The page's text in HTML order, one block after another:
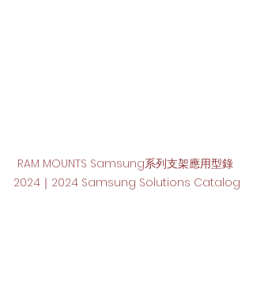
RAM MOUNTS Samsung系列支架應用型錄
2024｜2024 Samsung Solutions Catalog